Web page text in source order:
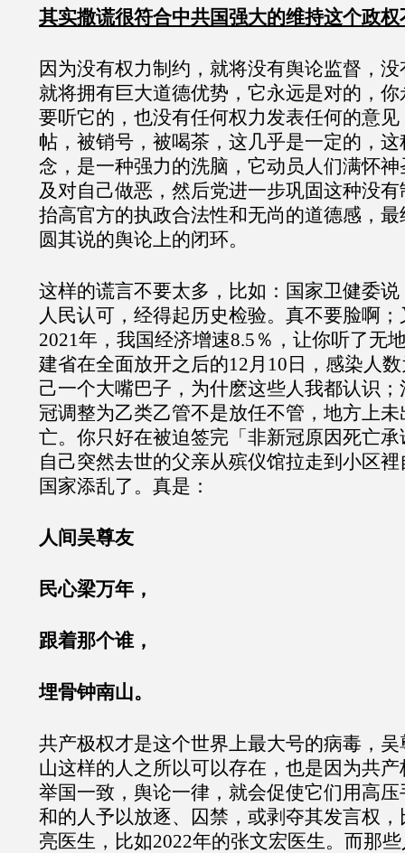
其实撒谎很符合中共国强大的维持这个政
因为没有权力制约，就将没有舆论监督，
就将拥有巨大道德优势，它永远是对的，
要听它的，也没有任何权力发表任何的意
帖，被销号，被喝茶，这几乎是一定的，
念，是一种强力的洗脑，它动员人们满怀
及对自己做恶，然后党进一步巩固这种没
抬高官方的执政合法性和无尚的道德感，
圆其说的舆论上的闭环。
这样的谎言不要太多，比如：国家卫健委
人民认可，经得起历史检验。真不要脸啊
2021年，我国经济增速8.5％，让你听了无
建省在全面放开之后的12月10日，感染人
己一个大嘴巴子，为什麽这些人我都认识
冠调整为乙类乙管不是放任不管，地方上
亡。你只好在被迫签完「非新冠原因死亡
自己突然去世的父亲从殡仪馆拉走到小区
国家添乱了。真是：
人间吴尊友
民心梁万年，
跟着那个谁，
埋骨钟南山。
共产极权才是这个世界上最大号的病毒，
山这样的人之所以可以存在，也是因为共
举国一致，舆论一律，就会促使它们用高
和的人予以放逐、囚禁，或剥夺其发言权
亮医生，比如2022年的张文宏医生。而那